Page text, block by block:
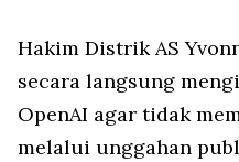
Hakim Distrik AS
secara langsung
OpenAI agar tidak
melalui unggahan